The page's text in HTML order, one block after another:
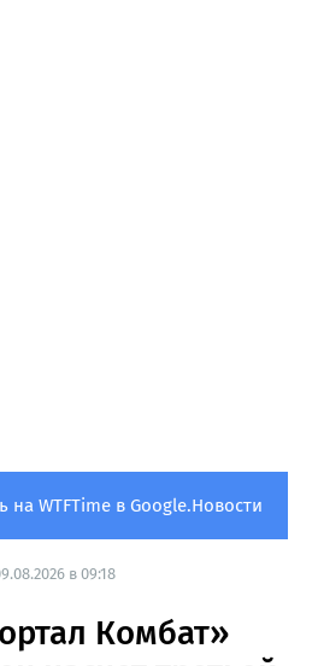
на WTFTime в Google.Новости
в 09:18
Комбат»